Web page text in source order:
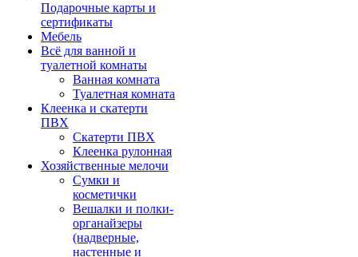
Подарочные карты и
сертификаты
Мебель
Всё для ванной и
туалетной комнаты
Ванная комната
Туалетная комната
Клеенка и скатерти
ПВХ
Скатерти ПВХ
Клеенка рулонная
Хозяйственные мелочи
Сумки и
косметички
Вешалки и полки-
органайзеры
(надверные,
настенные и